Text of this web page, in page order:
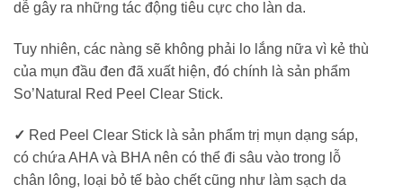
dễ gây ra những tác động tiêu cực cho làn da.
Tuy nhiên, các nàng sẽ không phải lo lắng nữa vì kẻ thù
của mụn đầu đen đã xuất hiện, đó chính là sản phẩm
So’Natural Red Peel Clear Stick.
✓ Red Peel Clear Stick là sản phẩm trị mụn dạng sáp,
có chứa AHA và BHA nên có thể đi sâu vào trong lỗ
chân lông, loại bỏ tế bào chết cũng như làm sạch da